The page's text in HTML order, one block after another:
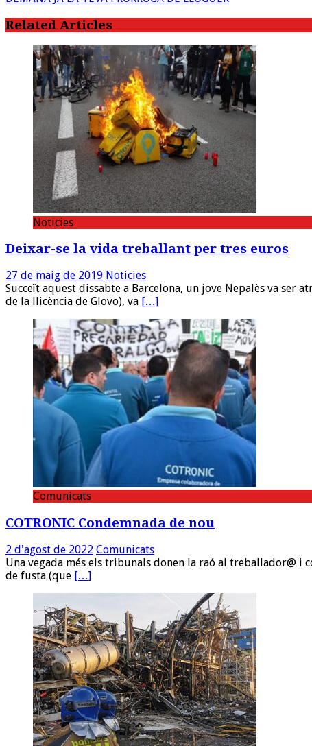
Related Articles
Noticies
Deixar-se la vida treballant per tres euros
27 de maig de 2019 Noticies
Succeït aquest dissabte a Barcelona, un jove Nepalès va ser
de la llicència de Glovo), va […]
Comunicats
COTRONIC Condemnada de nou
2 d'agost de 2022 Comunicats
Una vegada més els tribunals donen la raó al treballador@ i
de fusta (que […]